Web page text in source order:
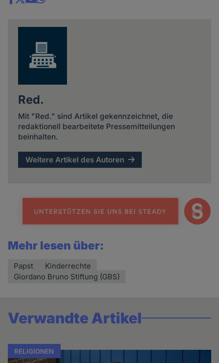
Share
Red.
Mit "Red." sind Artikel gekennzeichnet, die
redaktionell bearbeitete Pressemitteilungen
beinhalten.
Weitere Artikel des Autoren
Mehr lesen über:
Papst
Kinderrechte
Giordano Bruno Stiftung (GBS)
Verwandte Artikel
RELIGIONEN